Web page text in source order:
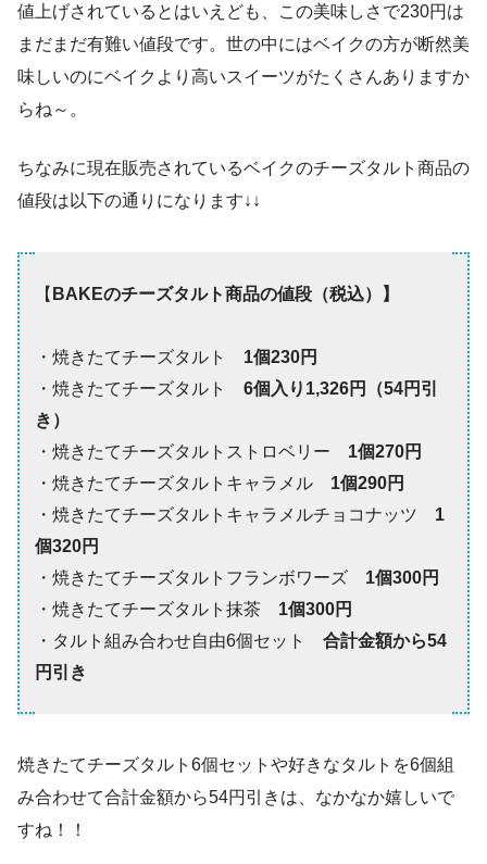
値上げされているとはいえども、この美味しさで230円は
まだまだ有難い値段です。世の中にはベイクの方が断然美
味しいのにベイクより高いスイーツがたくさんありますか
らね～。
ちなみに現在販売されているベイクのチーズタルト商品の
値段は以下の通りになります↓↓
【 BAKEのチーズタルト商品の値段（税込）】
・焼きたてチーズタルト 1個230円
・焼きたてチーズタルト 6個入り1,326円（54円引
き）
・焼きたてチーズタルトストロベリー 1個270円
・焼きたてチーズタルトキャラメル 1個290円
・焼きたてチーズタルトキャラメルチョコナッツ 1
個320円
・焼きたてチーズタルトフランボワーズ 1個300円
・焼きたてチーズタルト抹茶 1個300円
・タルト組み合わせ自由6個セット 合計金額から54
円引き
焼きたてチーズタルト6個セットや好きなタルトを6個組
み合わせて合計金額から54円引きは、なかなか嬉しいで
すね！！